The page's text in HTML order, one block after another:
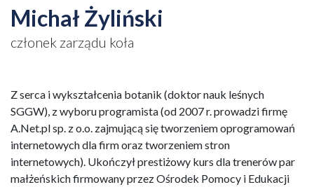
Michał Żyliński
członek zarządu koła
Z serca i wykształcenia botanik (doktor nauk leśnych
SGGW), z wyboru programista (od 2007 r. prowadzi firmę
A.Net.pl sp. z o.o. zajmującą się tworzeniem oprogramowań
internetowych dla firm oraz tworzeniem stron
internetowych). Ukończył prestiżowy kurs dla trenerów par
małżeńskich firmowany przez Ośrodek Pomocy i Edukacji